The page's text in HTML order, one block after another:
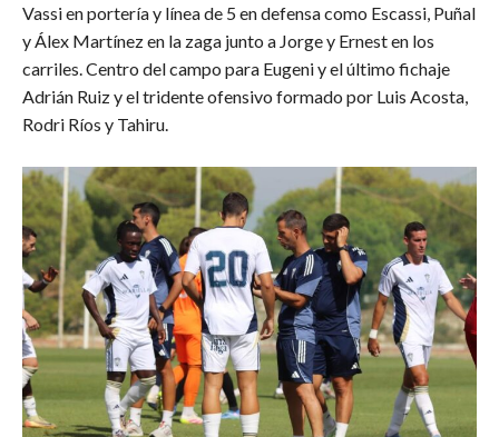
Vassi en portería y línea de 5 en defensa como Escassi, Puñal
y Álex Martínez en la zaga junto a Jorge y Ernest en los
carriles. Centro del campo para Eugeni y el último fichaje
Adrián Ruiz y el tridente ofensivo formado por Luis Acosta,
Rodri Ríos y Tahiru.